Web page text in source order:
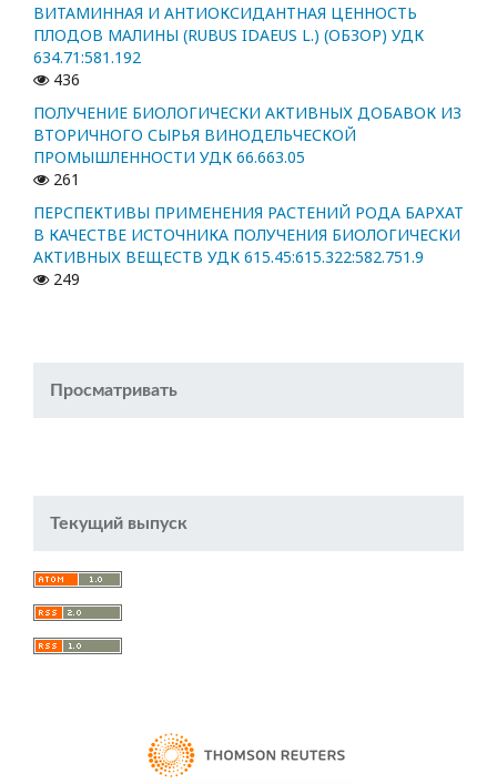
ВИТАМИННАЯ И АНТИОКСИДАНТНАЯ ЦЕННОСТЬ
ПЛОДОВ МАЛИНЫ (RUBUS IDAEUS L.) (ОБЗОР) УДК
634.71:581.192
436
ПОЛУЧЕНИЕ БИОЛОГИЧЕСКИ АКТИВНЫХ ДОБАВОК ИЗ
ВТОРИЧНОГО СЫРЬЯ ВИНОДЕЛЬЧЕСКОЙ
ПРОМЫШЛЕННОСТИ УДК 66.663.05
261
ПЕРСПЕКТИВЫ ПРИМЕНЕНИЯ РАСТЕНИЙ РОДА БАРХАТ
В КАЧЕСТВЕ ИСТОЧНИКА ПОЛУЧЕНИЯ БИОЛОГИЧЕСКИ
АКТИВНЫХ ВЕЩЕСТВ УДК 615.45:615.322:582.751.9
249
Просматривать
Текущий выпуск